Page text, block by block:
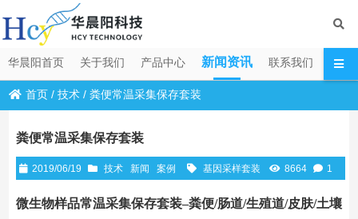
华晨阳首页 关于我们 产品中心 新闻资讯 联系我们
首页 /技术 /粪便常温采集保存套装
粪便常温采集保存套装
2019/06/19 技术 新闻 案例 基因采样套装 8664 1
微生物样品常温采集保存套装–粪便/肠道/生殖道/皮肤/土壤